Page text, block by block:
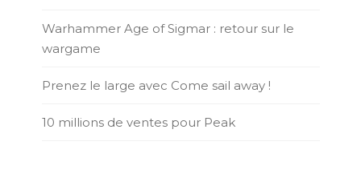
Warhammer Age of Sigmar : retour sur le
wargame
Prenez le large avec Come sail away !
10 millions de ventes pour Peak